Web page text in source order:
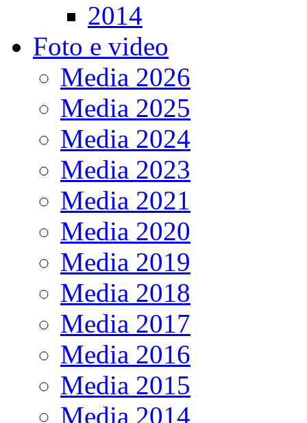
2014
Foto e video
Media 2026
Media 2025
Media 2024
Media 2023
Media 2021
Media 2020
Media 2019
Media 2018
Media 2017
Media 2016
Media 2015
Media 2014